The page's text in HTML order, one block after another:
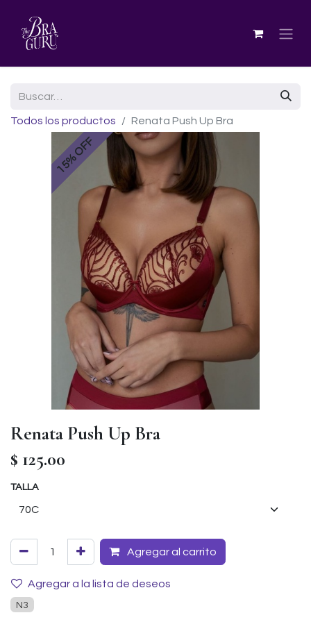
Todos los productos Renata Push Up Bra
15% OFF
Renata Push Up Bra
$ 125.00
TALLA
Agregar al carrito
Agregar a la lista de deseos
N3